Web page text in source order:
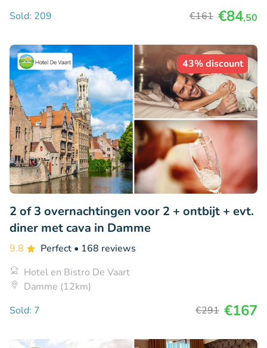
Sold: 209
€161 €84,50
43% discount
2 of 3 overnachtingen voor 2 + ontbijt + evt.
diner met cava in Damme
9.8 Perfect • 168 reviews
Hotel en Bistro De Vaart
Damme (12km)
Sold: 7
€291 €167